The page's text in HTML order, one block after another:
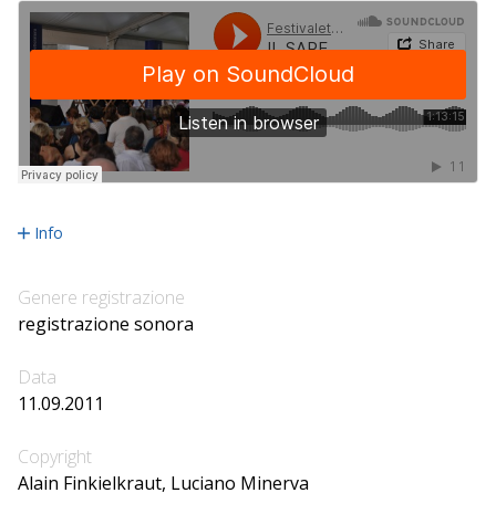
Info
Genere registrazione
registrazione sonora
Data
11.09.2011
Copyright
Alain Finkielkraut, Luciano Minerva